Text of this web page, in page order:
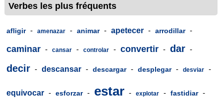
Verbes les plus fréquents
afligir - amenazar - animar - apetecer - arrodillar -
caminar - cansar - controlar - convertir - dar -
decir - descansar - descargar - desplegar - desviar -
equivocar - esforzar - estar - explotar - fastidiar -